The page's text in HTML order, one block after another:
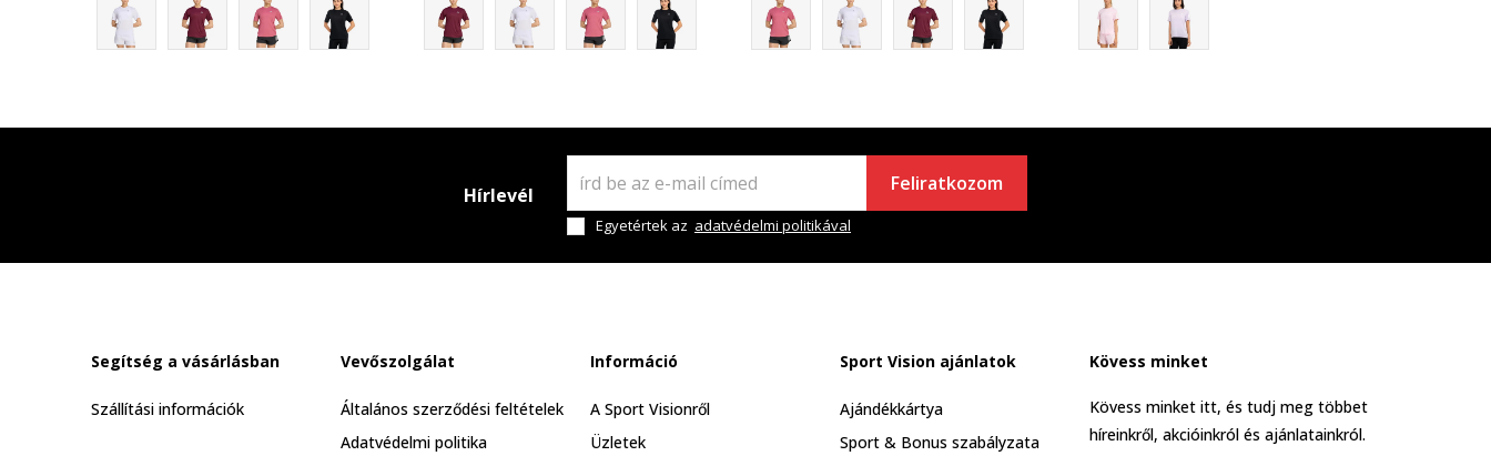
Hírlevél Feliratkozom
Egyetértek az adatvédelmi politikával
Segítség a vásárlásban
Szállítási információk
Vevőszolgálat
Általános szerződési feltételek
Adatvédelmi politika
Információ
A Sport Visionről
Üzletek
Sport Vision ajánlatok
Ajándékkártya
Sport & Bonus szabályzata
Kövess minket
Kövess minket itt, és tudj meg többet
híreinkről, akcióinkról és ajánlatainkról.